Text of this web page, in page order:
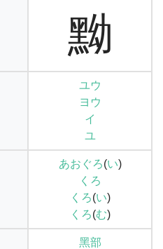
黝
ユウ
ヨウ
イ
ユ
あおぐろ(い)
くろ
くろ(い)
くろ(む)
黑部